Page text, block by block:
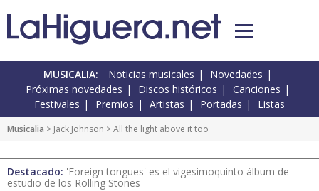
MUSICALIA: Noticias musicales
Novedades
Próximas novedades
Discos históricos
Canciones
Festivales
Premios Artistas Portadas Listas
Musicalia > Jack Johnson > All the light above it too
Destacado: 'Foreign tongues' es el vigesimoquinto álbum de
estudio de los Rolling Stones